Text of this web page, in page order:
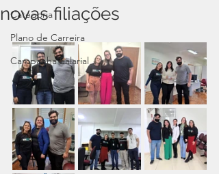
Categoria
Plano de Carreira
Campanha Salarial
novas filiações